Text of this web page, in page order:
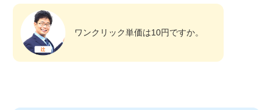
ワンクリック単価は10円ですか。